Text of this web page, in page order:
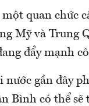
quan chức
Mỹ và Trung
đẩy mạnh
nước gần đây
Bình có thể